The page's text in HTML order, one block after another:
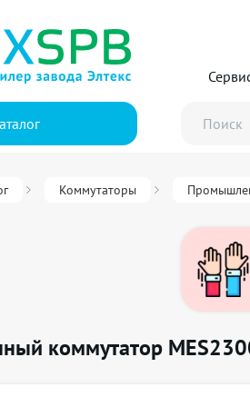
Коммутаторы
коммутатор